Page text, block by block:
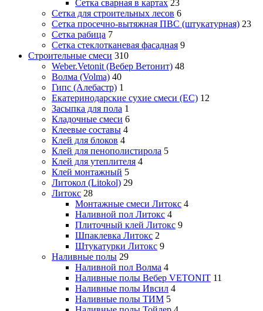
Сетка сварная в картах 23
Сетка для строительных лесов 6
Сетка просечно-вытяжная ПВС (штукатурная) 23
Сетка рабица 7
Сетка стеклотканевая фасадная 9
Строительные смеси 310
Weber.Vetonit (Вебер Ветонит) 48
Волма (Volma) 40
Гипс (Алебастр) 1
Екатеринодарские сухие смеси (ЕС) 12
Засыпка для пола 1
Кладочные смеси 6
Клеевые составы 4
Клей для блоков 4
Клей для пенополистирола 5
Клей для утеплителя 4
Клей монтажный 5
Литокол (Litokol) 29
Литокс 28
Монтажные смеси Литокс 4
Наливной пол Литокс 4
Плиточный клей Литокс 9
Шпаклевка Литокс 2
Штукатурки Литокс 9
Наливные полы 29
Наливной пол Волма 4
Наливные полы Вебер VETONIT 11
Наливные полы Ивсил 4
Наливные полы ТИМ 5